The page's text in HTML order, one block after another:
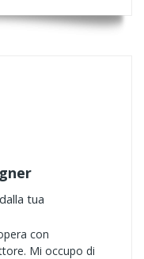
tua
con
Mi occupo di